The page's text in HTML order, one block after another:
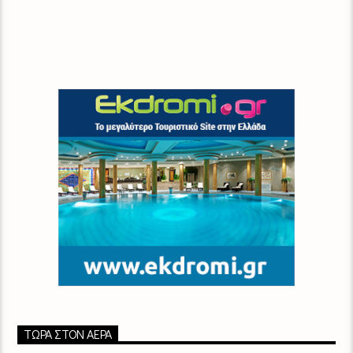
ΤΏΡΑ ΣΤΟΝ ΑΈΡΑ